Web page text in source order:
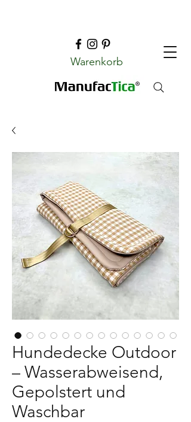
Warenkorb
Hundedecke Outdoor
– Wasserabweisend,
Gepolstert und
Waschbar